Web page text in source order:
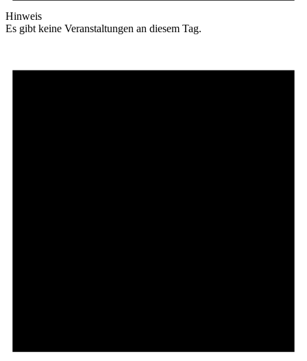
Hinweis
Es gibt keine Veranstaltungen an diesem Tag.